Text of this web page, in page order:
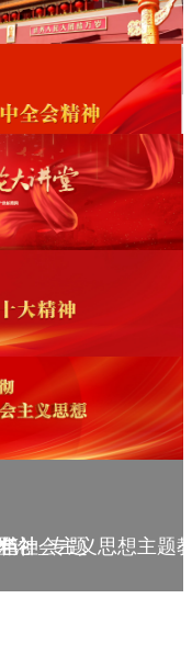
神_专题
论
社会主义思想主题